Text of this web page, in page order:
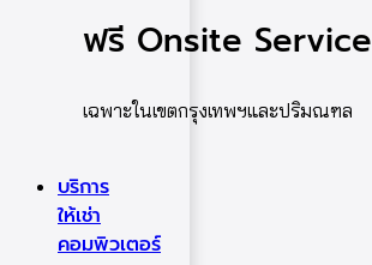
ฟรี Onsite Service
เฉพาะในเขตกรุงเทพฯและปริมณฑล
บริการ
ให้เช่า
คอมพิวเตอร์